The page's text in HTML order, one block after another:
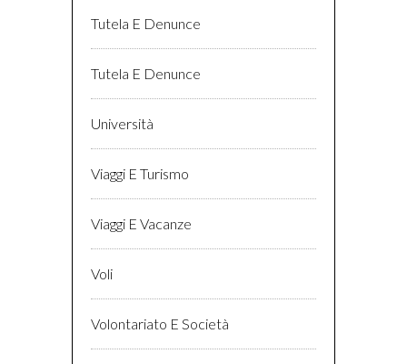
Tutela E Denunce
Tutela E Denunce
Università
Viaggi E Turismo
Viaggi E Vacanze
Voli
Volontariato E Società